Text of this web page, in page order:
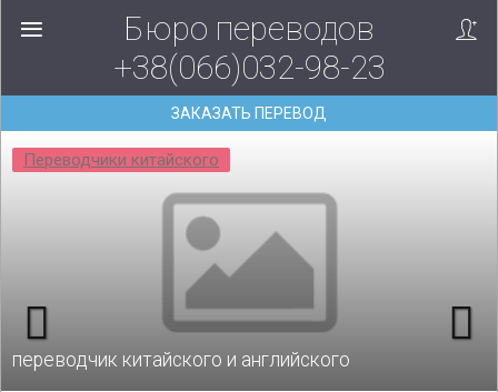
Бюро переводов
+38(066)032-98-23
ЗАКАЗАТЬ ПЕРЕВОД
Переводчики китайского
переводчик китайского и английского